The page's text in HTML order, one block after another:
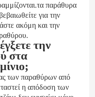
παράθυρα
για την
ακόμη και την
την
στα
των παραθύρων από
η απόδοση των